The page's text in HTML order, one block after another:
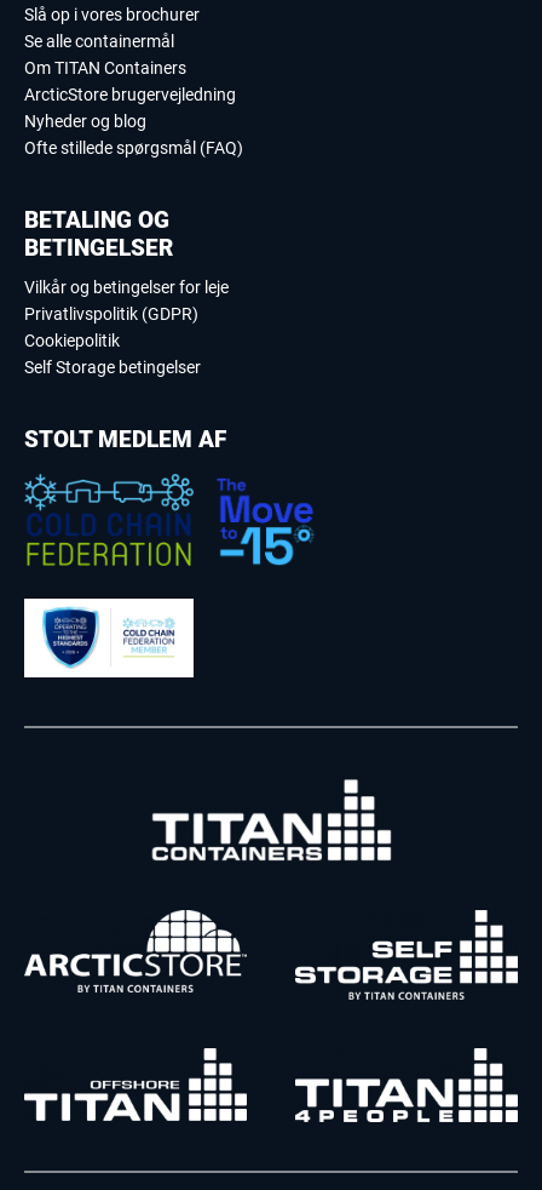
Slå op i vores brochurer
Se alle containermål
Om TITAN Containers
ArcticStore brugervejledning
Nyheder og blog
Ofte stillede spørgsmål (FAQ)
BETALING OG
BETINGELSER
Vilkår og betingelser for leje
Privatlivspolitik (GDPR)
Cookiepolitik
Self Storage betingelser
STOLT MEDLEM AF